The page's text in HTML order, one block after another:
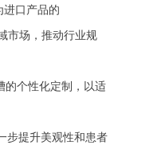
进口产品的
市场，推动行业规
的个性化定制，以适
步提升美观性和患者